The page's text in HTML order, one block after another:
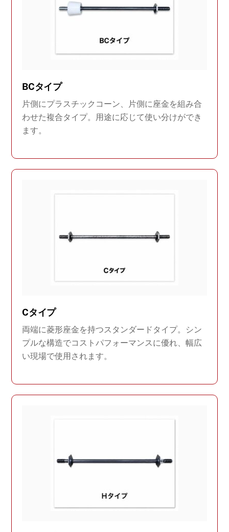
BCタイプ
片側にプラスチックコーン、片側に座金を組み合
わせた複合タイプ。用途に応じて使い分けができ
ます。
Cタイプ
両端に菱形座金を持つスタンダードタイプ。シン
プルな構造でコストパフォーマンスに優れ、幅広
い現場で使用されます。